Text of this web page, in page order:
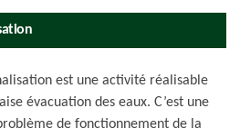
est une activité réalisable
évacuation des eaux. C’est une
de fonctionnement de la